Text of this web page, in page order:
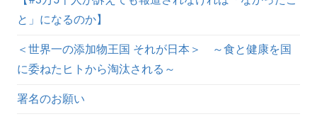
と」になるのか】
＜世界一の添加物王国 それが日本＞ ～食と健康を国
に委ねたヒトから淘汰される～
署名のお願い